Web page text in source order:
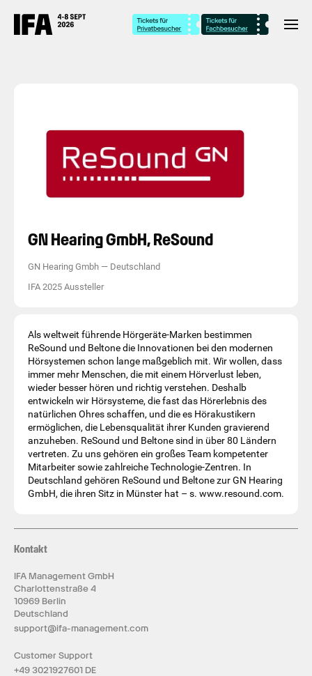
GN Hearing GmbH, ReSound
GN Hearing Gmbh — Deutschland
IFA 2025 Aussteller
Als weltweit führende Hörgeräte-Marken bestimmen
ReSound und Beltone die Innovationen bei den modernen
Hörsystemen schon lange maßgeblich mit. Wir wollen, dass
immer mehr Menschen, die mit einem Hörverlust leben,
wieder besser hören und richtig verstehen. Deshalb
entwickeln wir Hörsysteme, die fast das Hörerlebnis des
natürlichen Ohres schaffen, und die es Hörakustikern
ermöglichen, die Lebensqualität ihrer Kunden gravierend
anzuheben. ReSound und Beltone sind in über 80 Ländern
vertreten. Zu uns gehören ein großes Team kompetenter
Mitarbeiter sowie zahlreiche Technologie-Zentren. In
Deutschland gehören ReSound und Beltone zur GN Hearing
GmbH, die ihren Sitz in Münster hat – s. www.resound.com.
Kontakt
IFA Management GmbH
Charlottenstraße 4
10969 Berlin
Deutschland
support@ifa-management.com
Customer Support
+49 3021927601 DE